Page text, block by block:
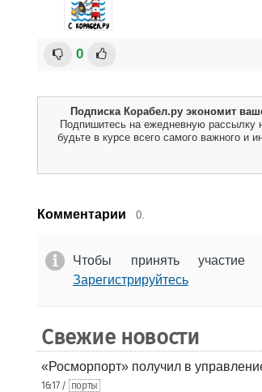
0
Подписка Корабел.ру экономит
Подпишитесь на ежедневную рассылку
будьте в курсе всего самого важного и
Комментарии 0.
Чтобы принять
Зарегистрируйтесь
Свежие новости
«Росморпорт» получил в
16:17 / порты